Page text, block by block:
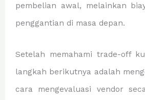
pembelian awal, melainkan
penggantian di masa depan.
Setelah memahami trade-off
langkah berikutnya adalah
cara mengevaluasi vendor